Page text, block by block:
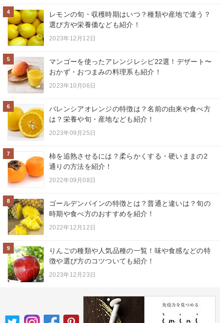
4
レモンの旬・収穫時期はいつ？種類や産地で違う？
選び方や栄養価なども紹介！
2023年12月12日
5
マンゴーを使ったアレンジレシピ22選！デザート〜
おかず・おつまみの料理系も紹介！
2023年10月06日
6
バレンシアオレンジの特徴は？名前の由来や食べ方
は？栄養や旬・産地なども紹介！
2023年09月25日
7
柿を追熟させるには？柔らかくする・硬いままの2
通りの方法を紹介！
2022年09月08日
8
ゴールデンパインの特徴とは？普通と違いは？旬の
時期や食べ方のおすすめを紹介！
2022年12月12日
9
りんごの種類や人気品種の一覧！味や食感などの特
徴や選び方のコツついても紹介！
2023年12月23日